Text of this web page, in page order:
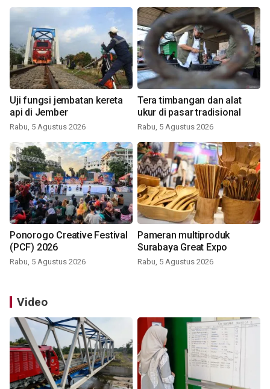
Uji fungsi jembatan kereta
api di Jember
Rabu, 5 Agustus 2026
Tera timbangan dan alat
ukur di pasar tradisional
Rabu, 5 Agustus 2026
Ponorogo Creative Festival
(PCF) 2026
Rabu, 5 Agustus 2026
Pameran multiproduk
Surabaya Great Expo
Rabu, 5 Agustus 2026
Video